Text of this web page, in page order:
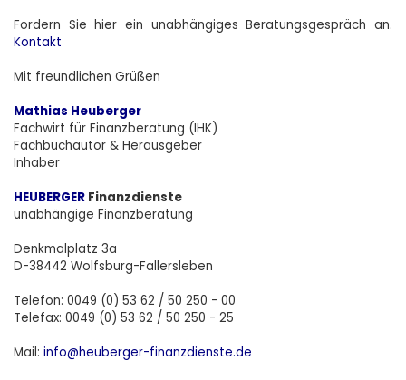
Fordern Siehier ein unabhängiges Beratungsgespräch an.
Kontakt
Mit freundlichen Grüßen
Mathias Heuberger
Fachwirt für Finanzberatung (IHK)
Fachbuchautor & Herausgeber
Inhaber
HEUBERGER Finanzdienste
unabhängige Finanzberatung
Denkmalplatz 3a
D-38442 Wolfsburg-Fallersleben
Telefon: 0049 (0) 53 62 / 50 250 - 00
Telefax: 0049 (0) 53 62 / 50 250 - 25
Mail: info@heuberger-finanzdienste.de